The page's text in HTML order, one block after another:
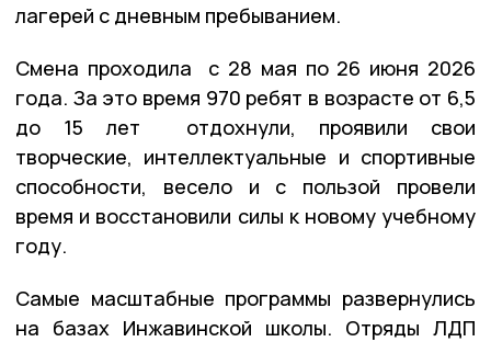
лагерей с дневным пребыванием.
Смена проходила с 28 мая по 26 июня 2026
года. За это время 970 ребят в возрасте от 6,5
до 15 лет отдохнули, проявили свои
творческие, интеллектуальные и спортивные
способности, весело и с пользой провели
время и восстановили силы к новому учебному
году.
Самые масштабные программы развернулись
на базах Инжавинской школы. Отряды ЛДП